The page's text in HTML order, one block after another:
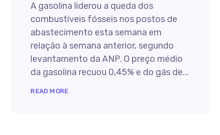
A gasolina liderou a queda dos
combustíveis fósseis nos postos de
abastecimento esta semana em
relação à semana anterior, segundo
levantamento da ANP. O preço médio
da gasolina recuou 0,45% e do gás de...
READ MORE